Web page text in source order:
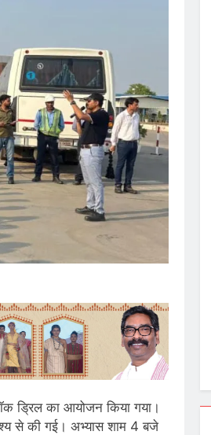
ड्रिल का आयोजन किया गया।
से की गई। अभ्यास शाम 4 बजे